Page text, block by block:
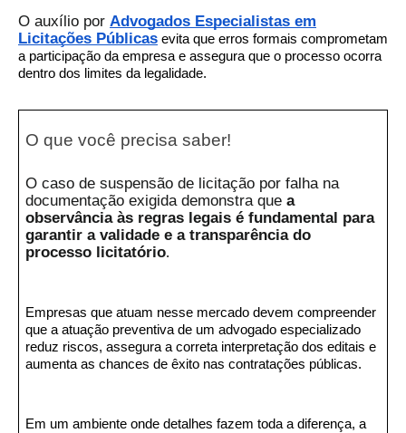
O auxílio por Advogados Especialistas em
Licitações Públicas evita que erros formais comprometam
a participação da empresa e assegura que o processo ocorra
dentro dos limites da legalidade.
O que você precisa saber!
O caso de suspensão de licitação por falha na
documentação exigida demonstra que a
observância às regras legais é fundamental para
garantir a validade e a transparência do
processo licitatório.
Empresas que atuam nesse mercado devem compreender
que a atuação preventiva de um advogado especializado
reduz riscos, assegura a correta interpretação dos editais e
aumenta as chances de êxito nas contratações públicas.
Em um ambiente onde detalhes fazem toda a diferença, a